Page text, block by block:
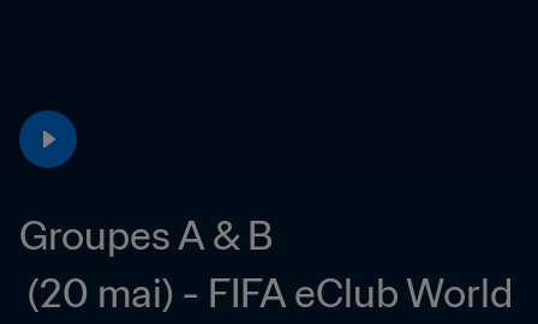
Groupes A & B
(20 mai) - FIFA eClub World